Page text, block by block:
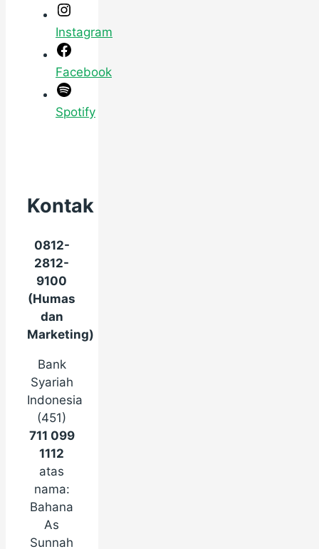
Instagram
Facebook
Spotify
Kontak
0812-
2812-
9100
(Humas
dan
Marketing)
Bank
Syariah
Indonesia
(451)
711 099
1112
atas
nama:
Bahana
As
Sunnah